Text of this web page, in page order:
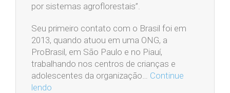
por sistemas agroflorestais”.
Seu primeiro contato com o Brasil foi em
2013, quando atuou em uma ONG, a
ProBrasil, em São Paulo e no Piauí,
trabalhando nos centros de crianças e
adolescentes da organização… Continue
lendo